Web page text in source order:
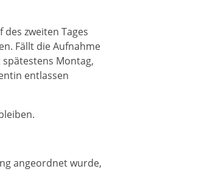
zweiten Tages
Fällt die Aufnahme
Montag,
entlassen
angeordnet wurde,